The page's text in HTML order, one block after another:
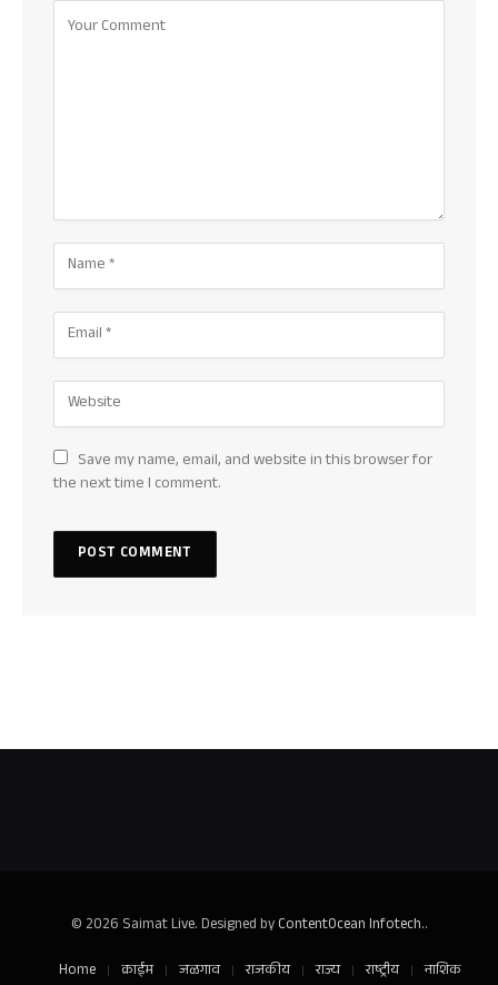
Save my name, email, and website in this browser for
the next time I comment.
© 2026 Saimat Live. Designed byContentOcean Infotech..
Home
क्राईम जळगाव राजकीय राज्य राष्ट्रीय नाशिक